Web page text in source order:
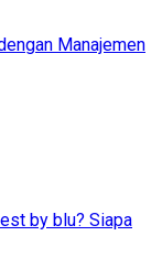
Manajemen
by blu? Siapa